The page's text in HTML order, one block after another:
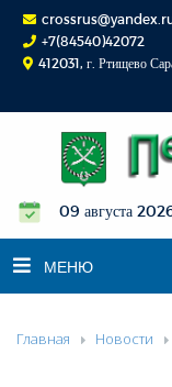
+7(84540)42072
412031, г. Ртищево
09 августа
МЕНЮ
НОВОСТИ
Главная Новости